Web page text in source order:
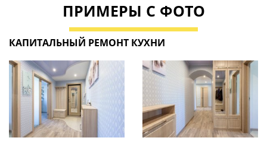
ПРИМЕРЫ С ФОТО
КАПИТАЛЬНЫЙ РЕМОНТ КУХНИ